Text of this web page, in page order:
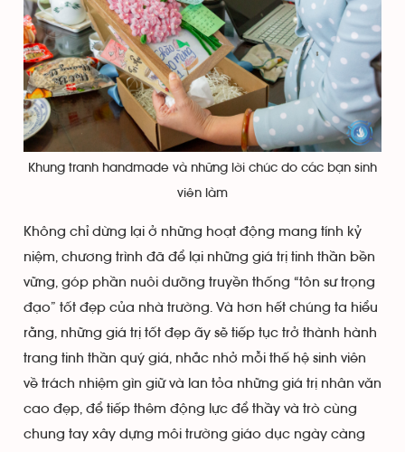
Khung tranh handmade và những lời chúc do các bạn sinh
viên làm
Không chỉ dừng lại ở những hoạt động mang tính kỷ
niệm, chương trình đã để lại những giá trị tinh thần bền
vững, góp phần nuôi dưỡng truyền thống “tôn sư trọng
đạo” tốt đẹp của nhà trường. Và hơn hết chúng ta hiểu
rằng, những giá trị tốt đẹp ấy sẽ tiếp tục trở thành hành
trang tinh thần quý giá, nhắc nhở mỗi thế hệ sinh viên
về trách nhiệm gìn giữ và lan tỏa những giá trị nhân văn
cao đẹp, để tiếp thêm động lực để thầy và trò cùng
chung tay xây dựng môi trường giáo dục ngày càng